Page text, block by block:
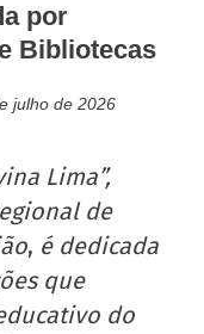
por
Bibliotecas
julho de 2026
Lima”,
de
, é dedicada
que
do